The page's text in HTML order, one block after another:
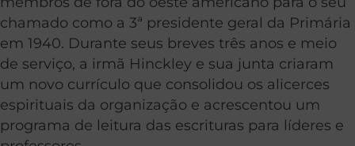
chamado como a 3ª presidente geral da Primária
em 1940. Durante seus breves três anos e meio
de serviço, a irmã Hinckley e sua junta criaram
um novo currículo que consolidou os alicerces
espirituais da organização e acrescentou um
programa de leitura das escrituras para líderes e